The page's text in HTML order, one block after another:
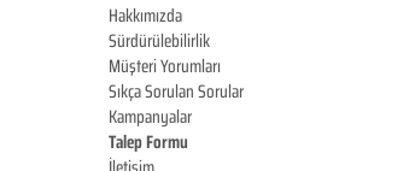
Hakkımızda
Sürdürülebilirlik
Müşteri Yorumları
Sıkça Sorulan Sorular
Kampanyalar
Talep Formu